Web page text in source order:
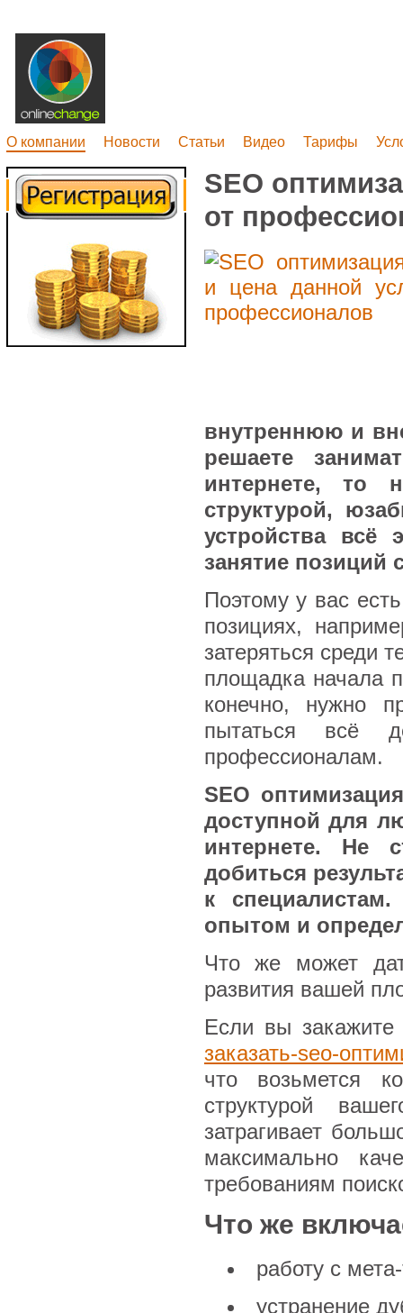
О компании Новости Статьи Видео Тарифы
SEO
от
внутреннюю и
решаете
интернете, то
структурой,
устройства всё
занятие позиций
Поэтому у вас
позициях,
затеряться среди
площадка начала
конечно, нужно
пытаться всё
профессионалам.
SEO
доступной для
интернете. Не
добиться
к
опытом и
Что же может
развития вашей
Если вы
заказать-seo-
что возьмется
структурой
затрагивает
максимально
требованиям
Что же
работу с
устранение